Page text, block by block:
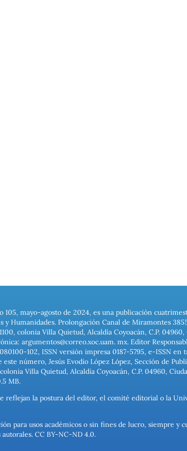
105, mayo-agosto de 2024, es una publicación
Humanidades. Prolongación Canal de Miramontes
colonia Villa Quietud, Alcaldía Coyoacán, C.P.
argumentos@correo.xoc.uam. mx. Editor
102, ISSN versión impresa 0187-5795, e-ISSN
número, Jesús Evodio López López, Sección de
Villa Quietud, Alcaldía Coyoacán, C.P. 04960,
MB.
reflejan la postura del editor, el comité editorial o la
para usos académicos o sin fines de lucro, siempre y
CC BY-NC-ND 4.0.